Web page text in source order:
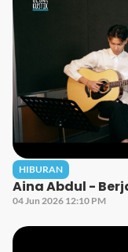
HIBURAN
Aina Abdul -
04 Jun 2026 12:10 PM